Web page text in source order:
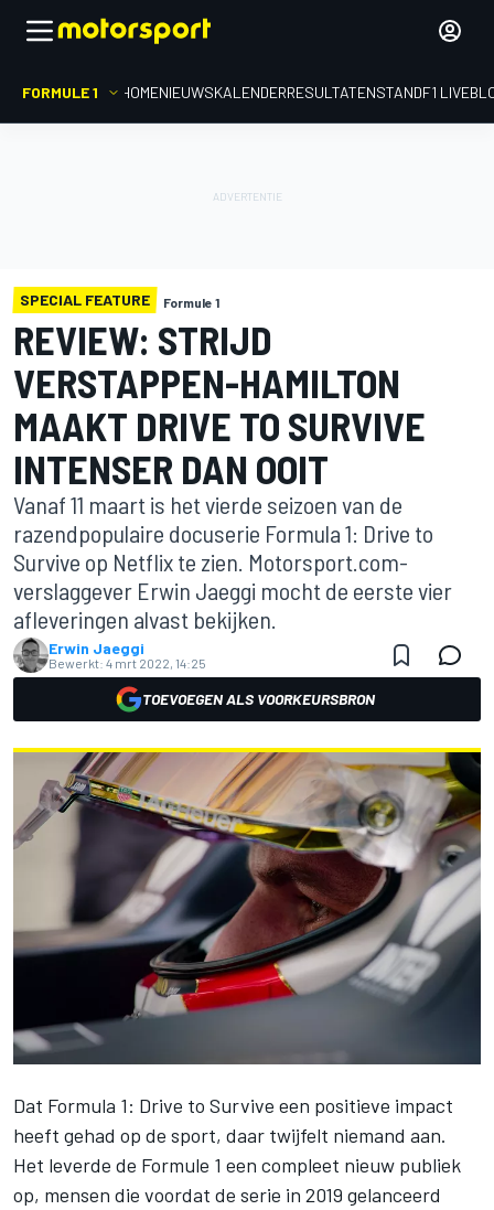
FORMULE 1 HOMENIEUWSKALENDERRESULTATENSTANDF1
SPECIAL FEATURE Formule 1
REVIEW: STRIJD
VERSTAPPEN-HAMILTON
MAAKT DRIVE TO SURVIVE
INTENSER DAN OOIT
Vanaf 11 maart is het vierde seizoen van de
razendpopulaire docuserie Formula 1: Drive to
Survive op Netflix te zien. Motorsport.com-
verslaggever Erwin Jaeggi mocht de eerste vier
afleveringen alvast bekijken.
Erwin Jaeggi
Bewerkt: 4 mrt 2022, 14:25
TOEVOEGEN ALS VOORKEURSBRON
Dat Formula 1: Drive to Survive een positieve impact
heeft gehad op de sport, daar twijfelt niemand aan.
Het leverde de Formule 1 een compleet nieuw publiek
op, mensen die voordat de serie in 2019 gelanceerd